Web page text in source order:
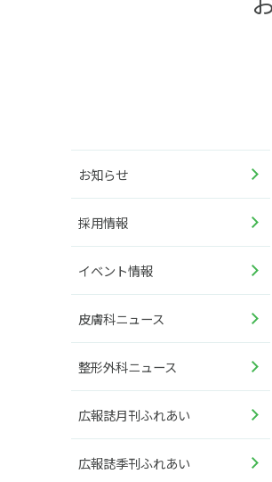
お知らせ
採用情報
イベント情報
皮膚科ニュース
整形外科ニュース
広報誌月刊ふれあい
広報誌季刊ふれあい